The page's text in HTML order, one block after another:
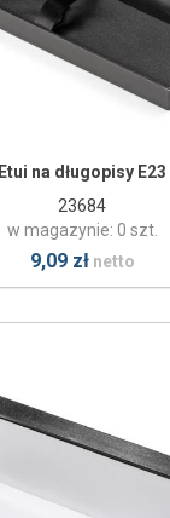
Etui na długopisy E23
23684
w magazynie: 0 szt.
9,09 złnetto